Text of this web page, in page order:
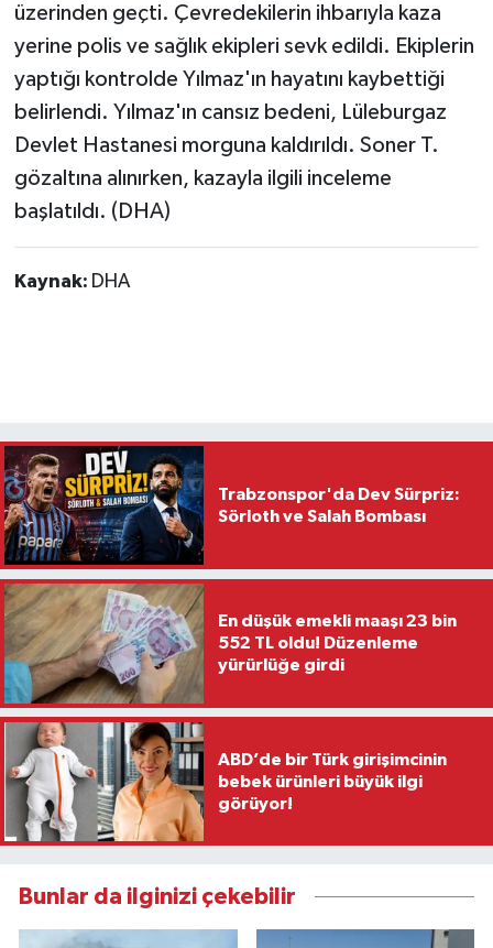
üzerinden geçti. Çevredekilerin ihbarıyla kaza
yerine polis ve sağlık ekipleri sevk edildi. Ekiplerin
yaptığı kontrolde Yılmaz'ın hayatını kaybettiği
belirlendi. Yılmaz'ın cansız bedeni, Lüleburgaz
Devlet Hastanesi morguna kaldırıldı. Soner T.
gözaltına alınırken, kazayla ilgili inceleme
başlatıldı. (DHA)
Kaynak: DHA
Trabzonspor'da Dev Sürpriz:
Sörloth ve Salah Bombası
En düşük emekli maaşı 23 bin
552 TL oldu! Düzenleme
yürürlüğe girdi
ABD’de bir Türk girişimcinin
bebek ürünleri büyük ilgi
görüyor!
Bunlar da ilginizi çekebilir